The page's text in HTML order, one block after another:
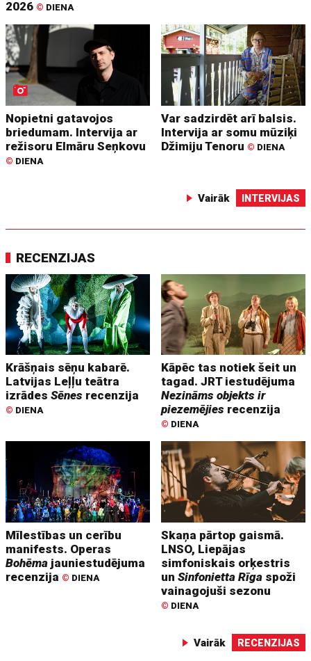
2026 © DIENA
Nopietni gatavojos
briedumam. Intervija ar
režisoru Elmāru Seņkovu
© DIENA
Var sadzirdēt arī balsis.
Intervija ar somu mūziķi
Džimiju Tenoru © DIENA
Vairāk INTERVIJAS
RECENZIJAS
Krāšņais sēņu kabarē.
Latvijas Leļļu teātra
izrādesSēnes recenzija
© DIENA
Kāpēc tas notiek šeit un
tagad. JRT iestudējuma
Nezināms objekts ir
piezemējies recenzija
© DIENA
Mīlestības un cerību
manifests. Operas
Bohēma jauniestudējuma
recenzija © DIENA
Skaņa pārtop gaismā.
LNSO, Liepājas
simfoniskais orķestris
unSinfonietta Rīga spoži
vainagojuši sezonu
© DIENA
Vairāk RECENZIJAS